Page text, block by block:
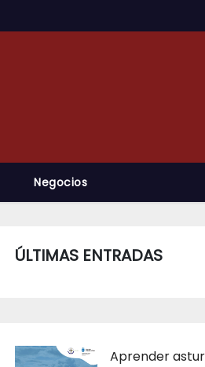
Negocios
ÚLTIMAS ENTRADAS
Aprender